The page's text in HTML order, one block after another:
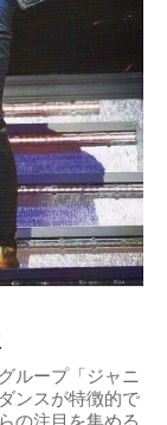
ループ「ジャニ
ンスが特徴的で